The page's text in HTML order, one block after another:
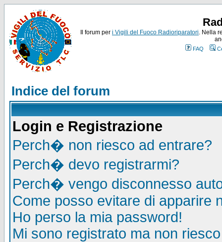
Il forum per i Vigili del Fuoco Radioriparatori. Nella
FAQ
Indice del forum
Login e Registrazione
Perch� non riesco ad entrare?
Perch� devo registrarmi?
Perch� vengo disconnesso
Come posso evitare di apparire
Ho perso la mia password!
Mi sono registrato ma non